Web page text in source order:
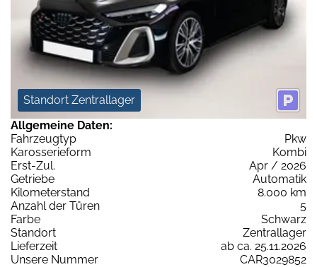
Standort Zentrallager
Allgemeine Daten:
Fahrzeugtyp
Pkw
Karosserieform
Kombi
Erst-Zul.
Apr / 2026
Getriebe
Automatik
Kilometerstand
8.000 km
Anzahl der Türen
5
Farbe
Schwarz
Standort
Zentrallager
Lieferzeit
ab ca. 25.11.2026
Unsere Nummer
CAR3029852